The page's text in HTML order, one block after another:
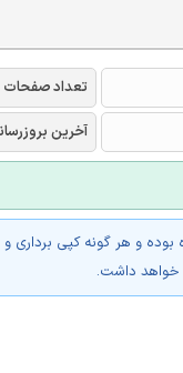
تعداد صفحات
آخرین
و هر گونه کپی برداری و
خواهد داشت.